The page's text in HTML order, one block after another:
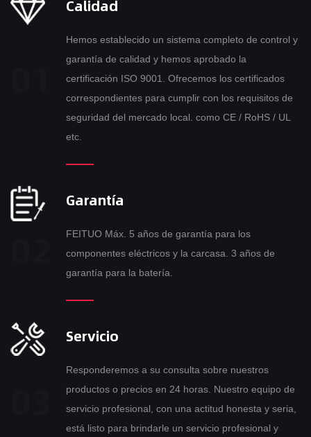
Calidad
Hemos establecido un sistema completo de control y
garantía de calidad y hemos aprobado la
certificación ISO 9001. Ofrecemos los certificados
correspondientes para cumplir con los requisitos de
seguridad del mercado local. como CE / RoHS / UL
etc.
Garantía
FEITUO Máx. 5 años de garantía para los
componentes eléctricos y la carcasa. 3 años de
garantía para la batería.
Servicio
Responderemos a su consulta sobre nuestros
productos o precios en 24 horas. Nuestro equipo de
servicio profesional, con una actitud honesta y seria,
está listo para brindarle un servicio profesional y